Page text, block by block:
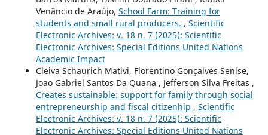
Venâncio de Araújo, School Farm: Training for
students and small rural producers. , Scientific
Electronic Archives: v. 18 n. 7 (2025): Scientific
Electronic Archives: Special Editions United Nations
Academic Impact
Cleiva Schaurich Mativi, Florentino Gonçalves Senise,
Joao Gabriel Santos Da Quana , Jefferson Silva Freitas ,
Creates sustainable: support for family through social
entrepreneurship and fiscal citizenhip , Scientific
Electronic Archives: v. 18 n. 7 (2025): Scientific
Electronic Archives: Special Editions United Nations